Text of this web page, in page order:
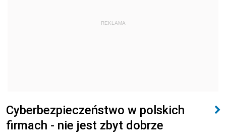
REKLAMA
Cyberbezpieczeństwo w polskich
firmach - nie jest zbyt dobrze